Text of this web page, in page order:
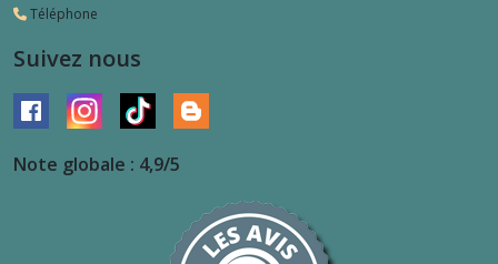
Téléphone
Suivez nous
Note globale : 4,9/5